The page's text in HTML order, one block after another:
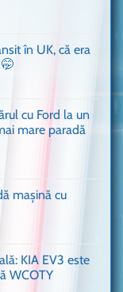
în UK, că era
cu Ford la un
mare paradă
mașină cu
KIA EV3 este
WCOTY